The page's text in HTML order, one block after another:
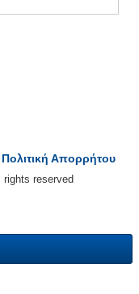
Πολιτική Απορρήτου
reserved